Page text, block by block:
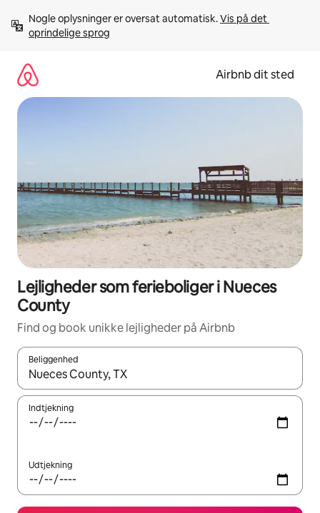
videre
Nogle oplysninger er oversat automatisk. Vis på det
oprindelige sprog
Airbnb dit sted
Lejligheder som ferieboliger i Nueces
County
Find og book unikke lejligheder på Airbnb
Beliggenhed
Når resultaterne er tilgængelige, skal du navigere med
Indtjekning
Udtjekning